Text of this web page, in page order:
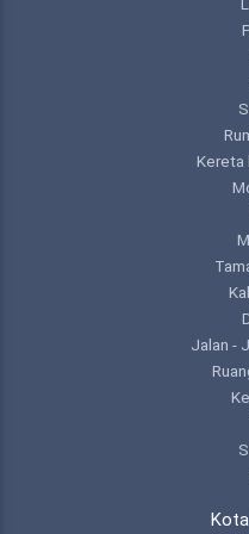
Kereta
Jalan -